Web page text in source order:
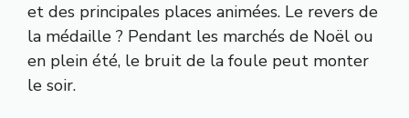
et des principales places animées. Le revers de
la médaille ? Pendant les marchés de Noël ou
en plein été, le bruit de la foule peut monter
le soir.